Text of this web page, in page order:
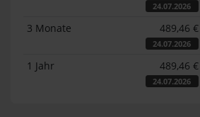
24.07.2026
3 Monate 489,46 €
24.07.2026
1 Jahr 489,46 €
24.07.2026